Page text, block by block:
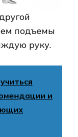
подъемы
руку.
и